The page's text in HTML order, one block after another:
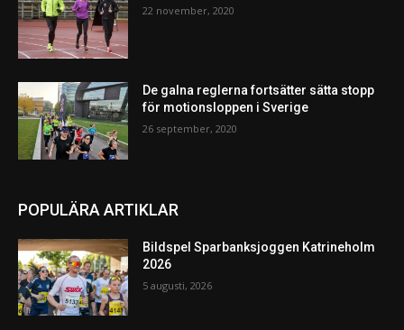
22 november, 2020
De galna reglerna fortsätter sätta stopp
för motionsloppen i Sverige
26 september, 2020
POPULÄRA ARTIKLAR
Bildspel Sparbanksjoggen Katrineholm
2026
5 augusti, 2026